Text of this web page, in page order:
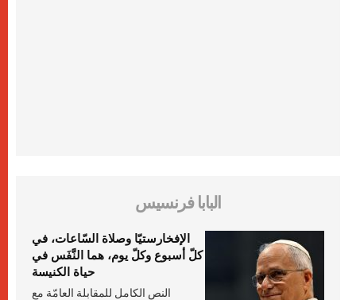
البابا فرنسيس
الإفخارستيّا وصلاة السّاعات، في
كلّ أسبوع وكلّ يوم، هما النَّفَس في
حياة الكنيسة
النص الكامل للمقابلة العامّة مع